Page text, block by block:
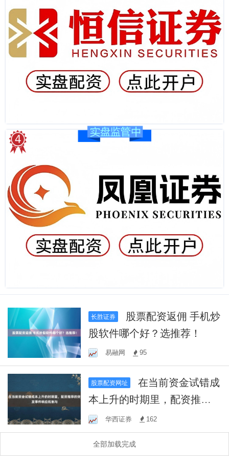
长胜证券
股软件哪个好？选推荐！
易融网 95
股票配资网址
在当前资金试错成
本上升的时期里，配资推荐
的突发事件响应机制与
华西证券 162
全部加载完成